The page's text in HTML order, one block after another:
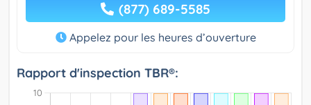
(877) 689-5585
Appelez pour les heures d’ouverture
Rapport d'inspection TBR®: